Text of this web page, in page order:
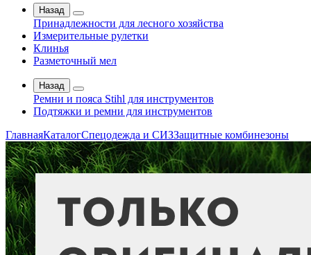
Назад
Принадлежности для лесного хозяйства
Измерительные рулетки
Клинья
Разметочный мел
Назад
Ремни и пояса Stihl для инструментов
Подтяжки и ремни для инструментов
ГлавнаяКаталогСпецодежда и СИЗЗащитные комбинезоны